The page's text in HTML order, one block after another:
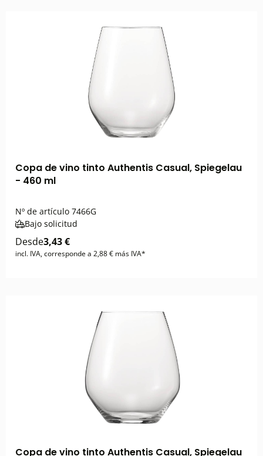
Copa de vino tinto Authentis Casual, Spiegelau
- 460 ml
Nº de artículo 7466G
Bajo solicitud
Desde3,43 €
incl. IVA, corresponde a 2,88 € más IVA*
Copa de vino tinto Authentis Casual, Spiegelau